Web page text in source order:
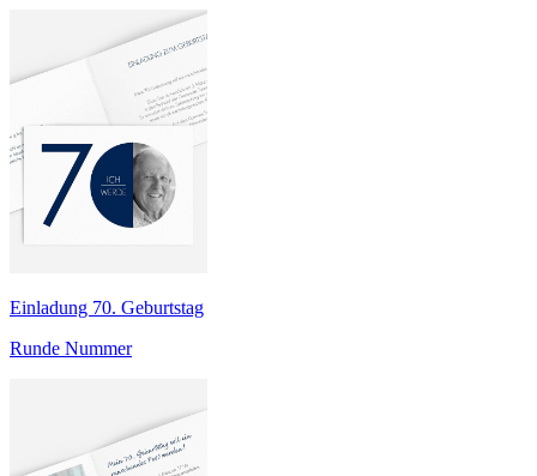
Einladung 70. Geburtstag
Runde Nummer